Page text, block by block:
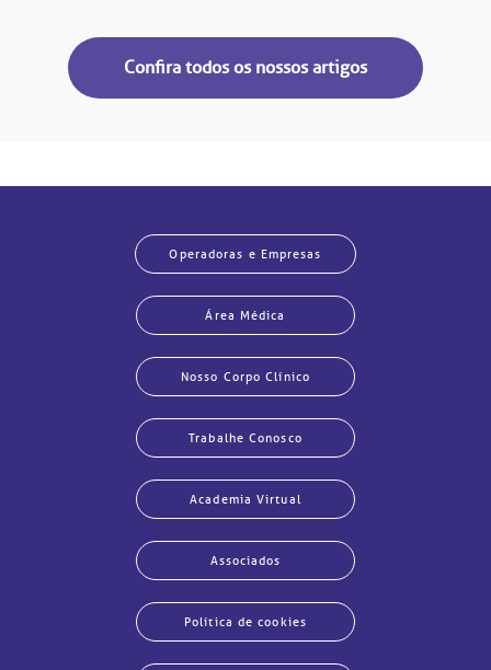
Confira todos os nossos artigos
Operadoras e Empresas
Área Médica
Nosso Corpo Clínico
Trabalhe Conosco
Academia Virtual
Associados
Política de cookies